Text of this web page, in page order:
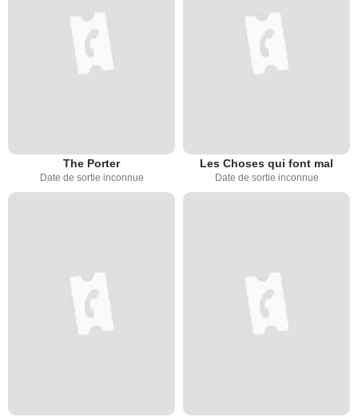
The Porter
Date de sortie inconnue
Les Choses qui font mal
Date de sortie inconnue